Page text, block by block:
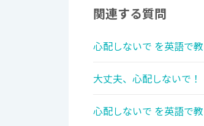
関連する質問
心配しないで を英語で
大丈夫、心配しないで
心配しないで を英語で